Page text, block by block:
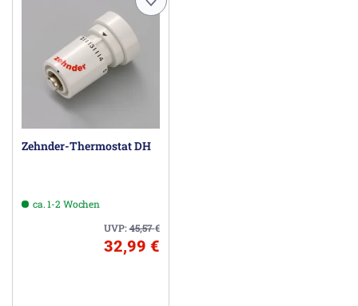
Zehnder-Thermostat DH
ca. 1-2 Wochen
UVP:45,57€
32,99 €